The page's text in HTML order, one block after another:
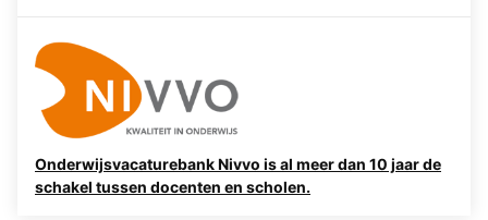
Onderwijsvacaturebank Nivvo is al meer dan 10 jaar de
schakel tussen docenten en scholen.